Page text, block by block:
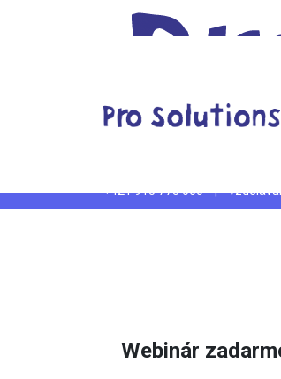
www.prosolutions.sk/
+421 915 773 060 |
Webinár